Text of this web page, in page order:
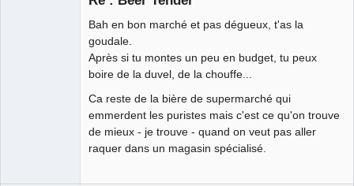
Bah en bon marché et pas dégueux, t'as la
goudale.
Après si tu montes un peu en budget, tu peux
boire de la duvel, de la chouffe...
Ca reste de la bière de supermarché qui
emmerdent les puristes mais c'est ce qu'on trouve
de mieux - je trouve - quand on veut pas aller
raquer dans un magasin spécialisé.